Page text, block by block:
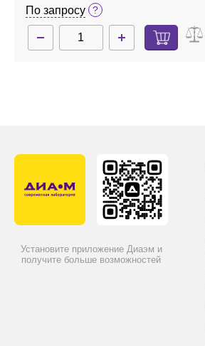
сталь, R 1401
По запросу
Установите приложение Диаэм и
получите больше возможностей